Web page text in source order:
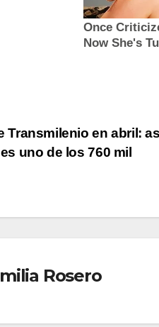
Transmilenio en abril:
uno de los 760 mil
Rosero